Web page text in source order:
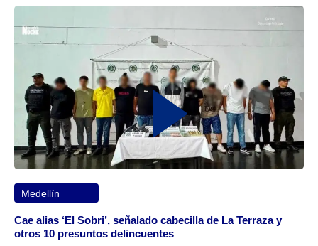
Medellín
Cae alias ‘El Sobri’, señalado cabecilla de La Terraza y
otros 10 presuntos delincuentes